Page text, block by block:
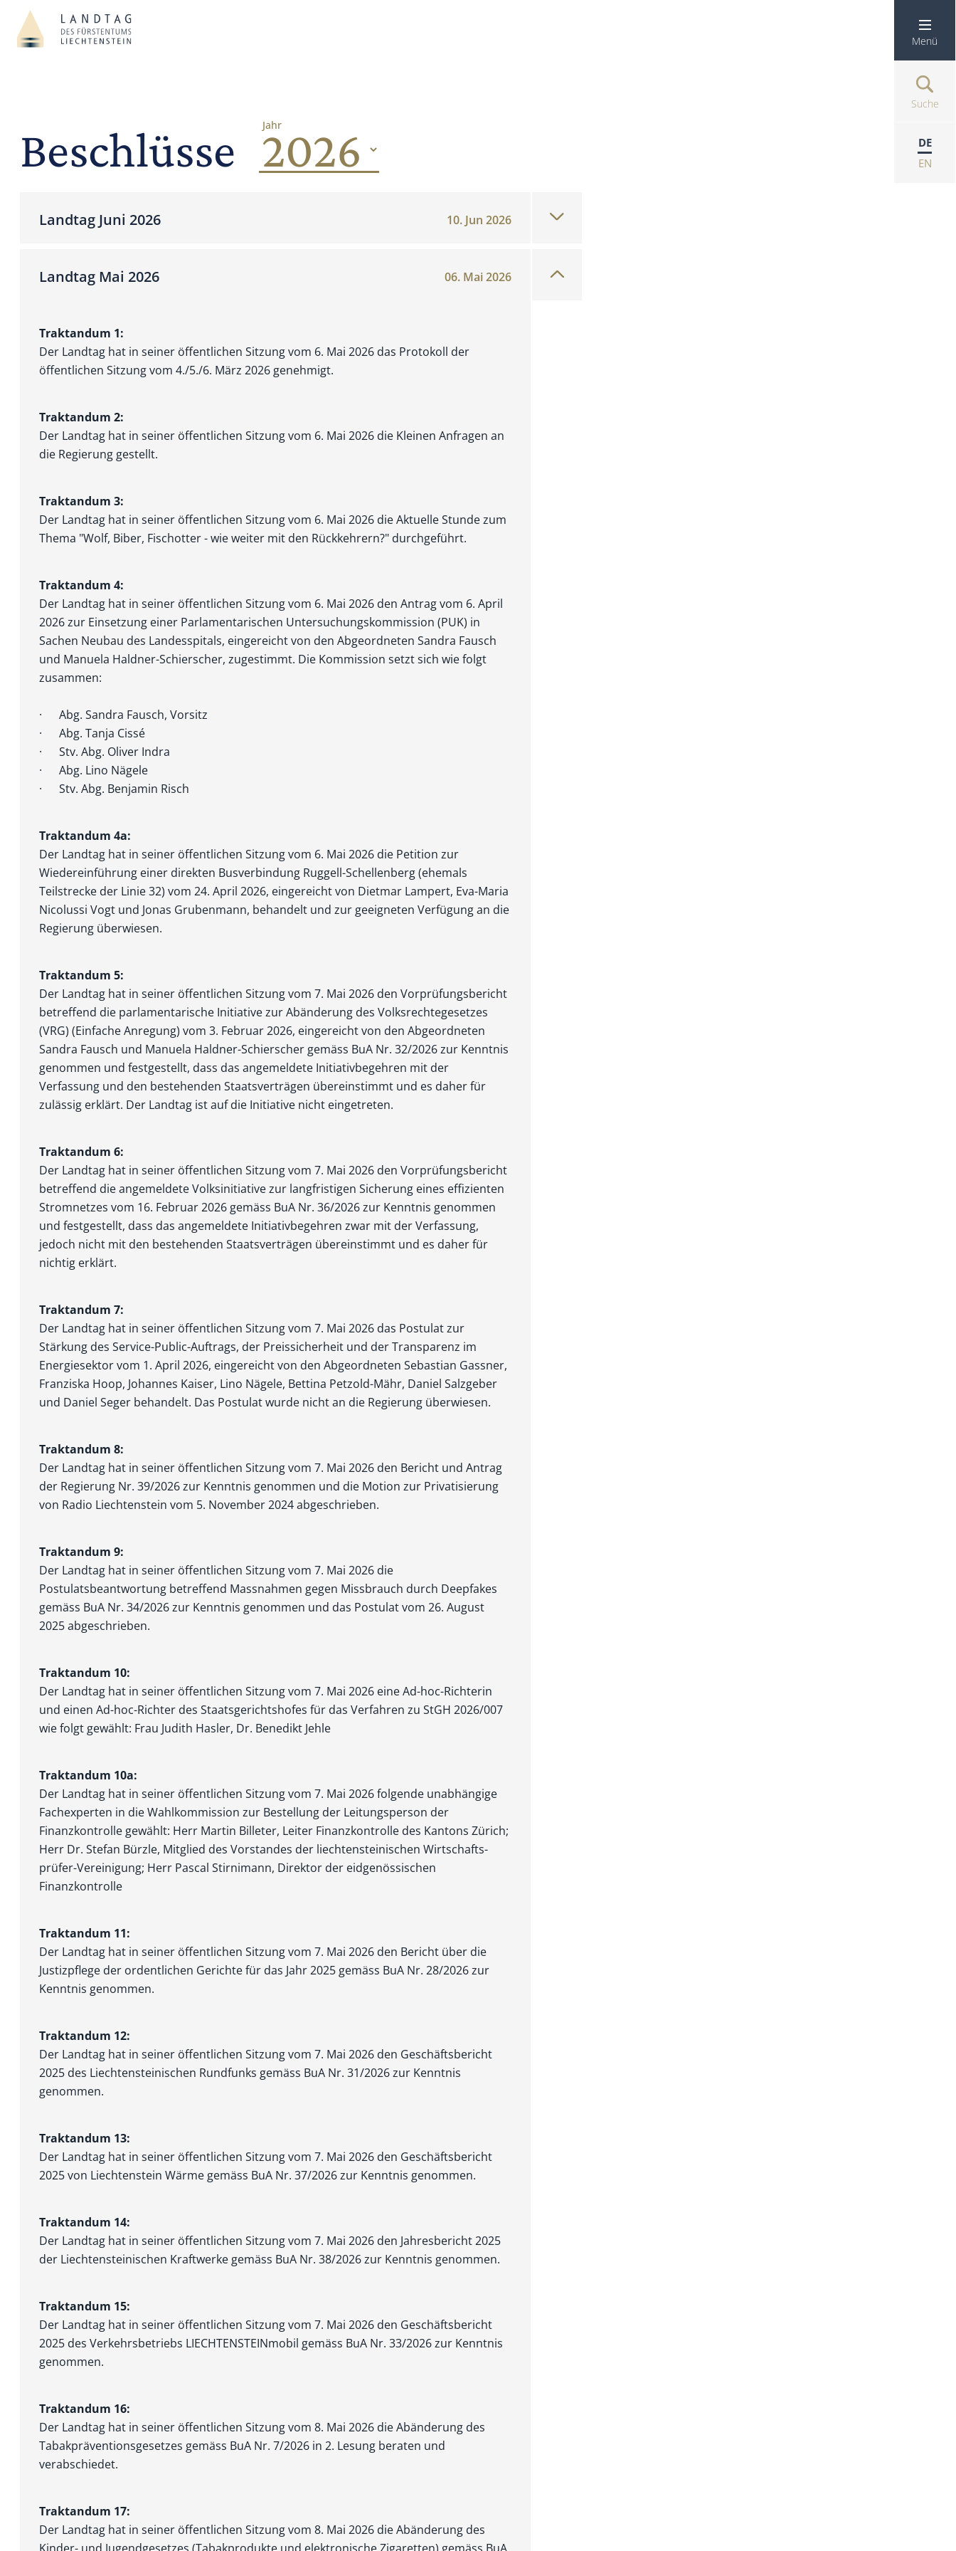
Menü
Suche
DE
EN
Beschlüsse Jahr
Landtag Juni 2026 10. Jun 2026
Landtag Mai 2026 06. Mai 2026
Traktandum 1:
Der Landtag hat in seiner öffentlichen Sitzung vom 6. Mai 2026 das Protokoll der
öffentlichen Sitzung vom 4./5./6. März 2026 genehmigt.
Traktandum 2:
Der Landtag hat in seiner öffentlichen Sitzung vom 6. Mai 2026 die Kleinen Anfragen an
die Regierung gestellt.
Traktandum 3:
Der Landtag hat in seiner öffentlichen Sitzung vom 6. Mai 2026 die Aktuelle Stunde zum
Thema "Wolf, Biber, Fischotter - wie weiter mit den Rückkehrern?" durchgeführt.
Traktandum 4:
Der Landtag hat in seiner öffentlichen Sitzung vom 6. Mai 2026 den Antrag vom 6. April
2026 zur Einsetzung einer Parlamentarischen Untersuchungskommission (PUK) in
Sachen Neubau des Landesspitals, eingereicht von den Abgeordneten Sandra Fausch
und Manuela Haldner-Schierscher, zugestimmt. Die Kommission setzt sich wie folgt
zusammen:
· Abg. Sandra Fausch, Vorsitz
· Abg. Tanja Cissé
· Stv. Abg. Oliver Indra
· Abg. Lino Nägele
· Stv. Abg. Benjamin Risch
Traktandum 4a:
Der Landtag hat in seiner öffentlichen Sitzung vom 6. Mai 2026 die Petition zur
Wiedereinführung einer direkten Busverbindung Ruggell-Schellenberg (ehemals
Teilstrecke der Linie 32) vom 24. April 2026, eingereicht von Dietmar Lampert, Eva-Maria
Nicolussi Vogt und Jonas Gruben­mann, behandelt und zur geeigneten Verfügung an die
Regierung überwiesen.
Traktandum 5:
Der Landtag hat in seiner öffentlichen Sitzung vom 7. Mai 2026 den Vorprüfungsbericht
betref­fend die parlamentarische Initiative zur Abänderung des Volksrechtegesetzes
(VRG) (Einfache Anregung) vom 3. Februar 2026, eingereicht von den Abgeordneten
Sandra Fausch und Manuela Haldner-Schierscher gemäss BuA Nr. 32/2026 zur Kenntnis
genommen und festgestellt, dass das angemeldete Initiativbegehren mit der
Verfassung und den bestehenden Staatsverträgen über­einstimmt und es daher für
zulässig erklärt. Der Landtag ist auf die Initiative nicht eingetreten.
Traktandum 6:
Der Landtag hat in seiner öffentlichen Sitzung vom 7. Mai 2026 den Vorprüfungsbericht
betreffend die angemeldete Volksinitiative zur langfristigen Sicherung eines effizienten
Stromnetzes vom 16. Februar 2026 gemäss BuA Nr. 36/2026 zur Kenntnis genommen
und festgestellt, dass das angemeldete Initiativbegehren zwar mit der Verfassung,
jedoch nicht mit den bestehenden Staatsverträgen übereinstimmt und es daher für
nichtig erklärt.
Traktandum 7:
Der Landtag hat in seiner öffentlichen Sitzung vom 7. Mai 2026 das Postulat zur
Stärkung des Service-Public-Auftrags, der Preissicherheit und der Transparenz im
Energiesektor vom 1. April 2026, eingereicht von den Abgeordneten Sebastian Gassner,
Franziska Hoop, Johannes Kaiser, Lino Nägele, Bettina Petzold-Mähr, Daniel Salzgeber
und Daniel Seger behandelt. Das Postulat wurde nicht an die Regierung überwiesen.
Traktandum 8:
Der Landtag hat in seiner öffentlichen Sitzung vom 7. Mai 2026 den Bericht und Antrag
der Regierung Nr. 39/2026 zur Kenntnis genommen und die Motion zur Privatisierung
von Radio Liechtenstein vom 5. November 2024 abgeschrieben.
Traktandum 9:
Der Landtag hat in seiner öffentlichen Sitzung vom 7. Mai 2026 die
Postulatsbeantwortung betreffend Massnahmen gegen Missbrauch durch Deepfakes
gemäss BuA Nr. 34/2026 zur Kenntnis genommen und das Postulat vom 26. August
2025 abgeschrieben.
Traktandum 10:
Der Landtag hat in seiner öffentlichen Sitzung vom 7. Mai 2026 eine Ad-hoc-Richterin
und einen Ad-hoc-Richter des Staatsgerichtshofes für das Verfahren zu StGH 2026/007
wie folgt gewählt: Frau Judith Hasler, Dr. Benedikt Jehle
Traktandum 10a:
Der Landtag hat in seiner öffentlichen Sitzung vom 7. Mai 2026 folgende unabhängige
Fach­experten in die Wahlkommission zur Bestellung der Leitungsperson der
Finanzkontrolle gewählt: Herr Martin Billeter, Leiter Finanzkontrolle des Kantons Zürich;
Herr Dr. Stefan Bürzle, Mitglied des Vorstandes der liechtensteinischen Wirtschafts­
prüfer-Vereinigung; Herr Pascal Stirnimann, Direktor der eidgenössischen
Finanzkontrolle
Traktandum 11:
Der Landtag hat in seiner öffentlichen Sitzung vom 7. Mai 2026 den Bericht über die
Justizpflege der ordentlichen Gerichte für das Jahr 2025 gemäss BuA Nr. 28/2026 zur
Kenntnis genommen.
Traktandum 12:
Der Landtag hat in seiner öffentlichen Sitzung vom 7. Mai 2026 den Geschäftsbericht
2025 des Liechtensteinischen Rundfunks gemäss BuA Nr. 31/2026 zur Kenntnis
genommen.
Traktandum 13:
Der Landtag hat in seiner öffentlichen Sitzung vom 7. Mai 2026 den Geschäftsbericht
2025 von Liechtenstein Wärme gemäss BuA Nr. 37/2026 zur Kenntnis genommen.
Traktandum 14:
Der Landtag hat in seiner öffentlichen Sitzung vom 7. Mai 2026 den Jahresbericht 2025
der Liechtensteinischen Kraftwerke gemäss BuA Nr. 38/2026 zur Kenntnis genommen.
Traktandum 15:
Der Landtag hat in seiner öffentlichen Sitzung vom 7. Mai 2026 den Geschäftsbericht
2025 des Verkehrsbetriebs LIECHTENSTEINmobil gemäss BuA Nr. 33/2026 zur Kenntnis
genommen.
Traktandum 16:
Der Landtag hat in seiner öffentlichen Sitzung vom 8. Mai 2026 die Abänderung des
Tabakpräventionsgesetzes gemäss BuA Nr. 7/2026 in 2. Lesung beraten und
verabschiedet.
Traktandum 17:
Der Landtag hat in seiner öffentlichen Sitzung vom 8. Mai 2026 die Abänderung des